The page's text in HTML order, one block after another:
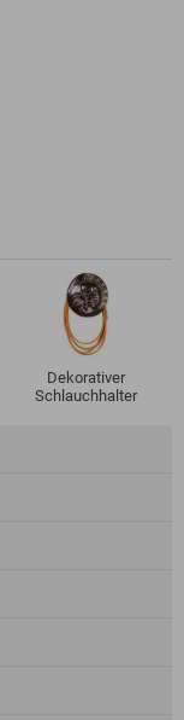
Dekorativer
Schlauchhalter